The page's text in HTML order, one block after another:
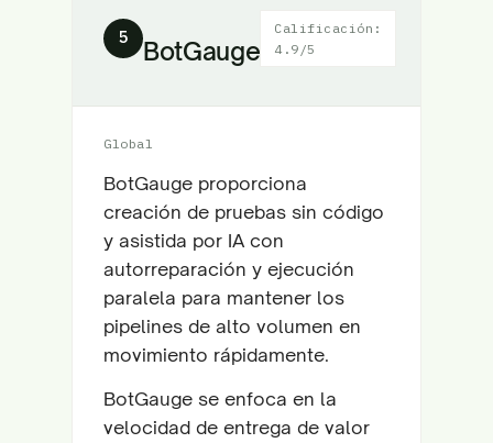
5 BotGauge
Calificación:
4.9/5
Global
BotGauge proporciona
creación de pruebas sin código
y asistida por IA con
autorreparación y ejecución
paralela para mantener los
pipelines de alto volumen en
movimiento rápidamente.
BotGauge se enfoca en la
velocidad de entrega de valor